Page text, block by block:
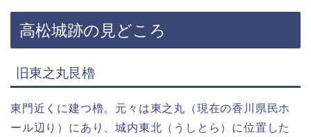
高松城跡の見どころ
旧東之丸艮櫓
東門近くに建つ櫓。元々は東之丸（現在の香川県民ホ
ール辺り）にあり、城内東北（うしとら）に位置した